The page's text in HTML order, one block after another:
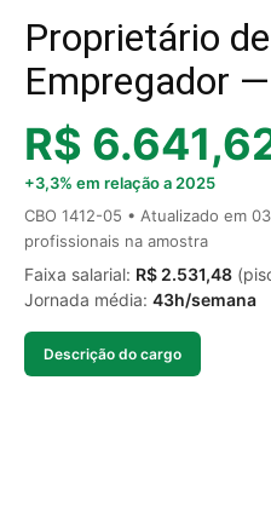
Proprietário
Empregador
R$
+3,3% em relação a 2025
CBO 1412-05 • Atualizado em
profissionais na amostra
Faixa salarial: R$ 2.531,48
Jornada média: 43h/semana
Descrição do cargo